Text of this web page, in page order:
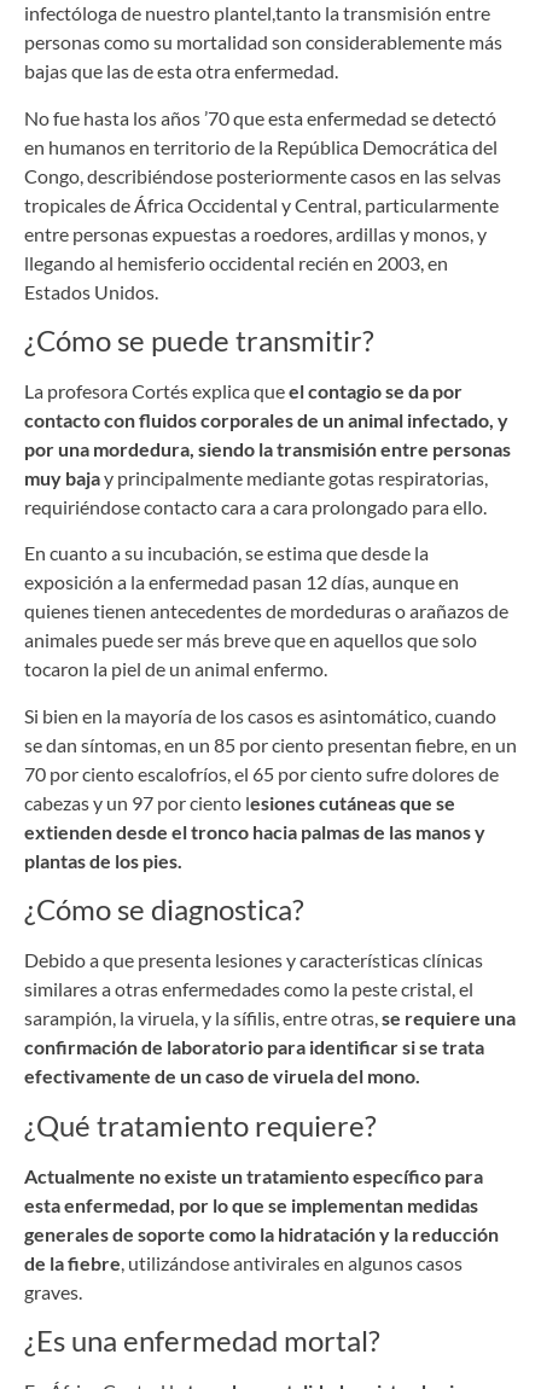
infectóloga de nuestro plantel,tanto la transmisión entre
personas como su mortalidad son considerablemente más
bajas que las de esta otra enfermedad.
No fue hasta los años ’70 que esta enfermedad se detectó
en humanos en territorio de la República Democrática del
Congo, describiéndose posteriormente casos en las selvas
tropicales de África Occidental y Central, particularmente
entre personas expuestas a roedores, ardillas y monos, y
llegando al hemisferio occidental recién en 2003, en
Estados Unidos.
¿Cómo se puede transmitir?
La profesora Cortés explica queel contagio se da por
contacto con fluidos corporales de un animal infectado, y
por una mordedura, siendo la transmisión entre personas
muy bajay principalmente mediante gotas respiratorias,
requiriéndose contacto cara a cara prolongado para ello.
En cuanto a su incubación, se estima que desde la
exposición a la enfermedad pasan 12 días, aunque en
quienes tienen antecedentes de mordeduras o arañazos de
animales puede ser más breve que en aquellos que solo
tocaron la piel de un animal enfermo.
Si bien en la mayoría de los casos es asintomático, cuando
se dan síntomas, en un 85 por ciento presentan fiebre, en un
70 por ciento escalofríos, el 65 por ciento sufre dolores de
cabezas y un 97 por ciento lesiones cutáneas que se
extienden desde el tronco hacia palmas de las manos y
plantas de los pies.
¿Cómo se diagnostica?
Debido a que presenta lesiones y características clínicas
similares a otras enfermedades como la peste cristal, el
sarampión, la viruela, y la sífilis, entre otras,se requiere una
confirmación de laboratorio para identificar si se trata
efectivamente de un caso de viruela del mono.
¿Qué tratamiento requiere?
Actualmente no existe un tratamiento específico para
esta enfermedad, por lo que se implementan medidas
generales de soporte como la hidratación y la reducción
de la fiebre , utilizándose antivirales en algunos casos
graves.
¿Es una enfermedad mortal?